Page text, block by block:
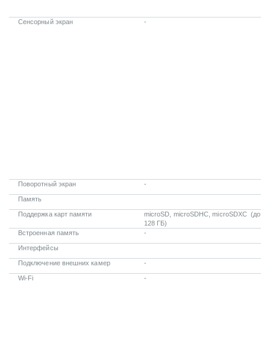
Сенсорный экран -
Поворотный экран -
Память
Поддержка карт памяти microSD, microSDHC, microSDXC (до
128 ГБ)
Встроенная память
-
Интерфейсы
Подключение внешних камер -
Wi-Fi -